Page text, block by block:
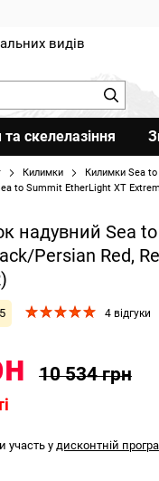
видів
та скелелазіння
Килимки
Килимки Sea
to Summit EtherLight XT
надувний Sea
Persian Red,
4 відгуки
10 534 грн
участь у дисконтній